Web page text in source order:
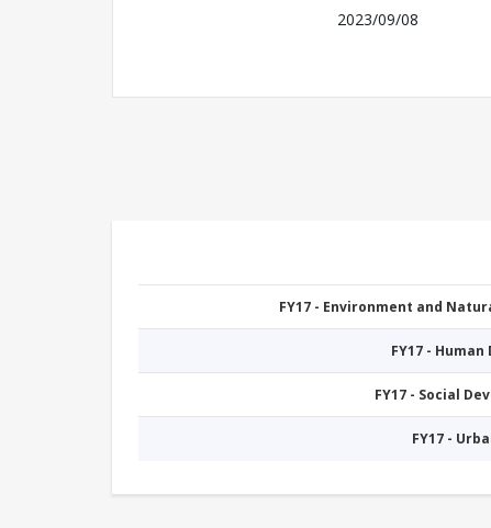
2023/09/08
FY17 - Environment and
FY17 -
FY17 - Social
FY17 -